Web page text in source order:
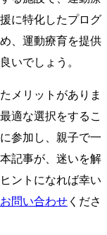
に特化したプログ
、運動療育を提供
いでしょう。
メリットがありま
適な選択をするこ
参加し、親子で一
記事が、迷いを解
ントになれば幸い
お問い合わせ くださ